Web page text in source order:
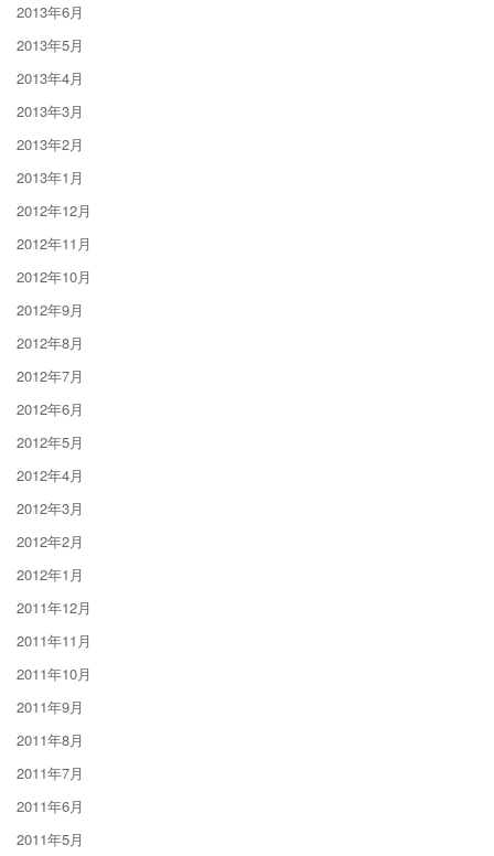
2013年6月
2013年5月
2013年4月
2013年3月
2013年2月
2013年1月
2012年12月
2012年11月
2012年10月
2012年9月
2012年8月
2012年7月
2012年6月
2012年5月
2012年4月
2012年3月
2012年2月
2012年1月
2011年12月
2011年11月
2011年10月
2011年9月
2011年8月
2011年7月
2011年6月
2011年5月